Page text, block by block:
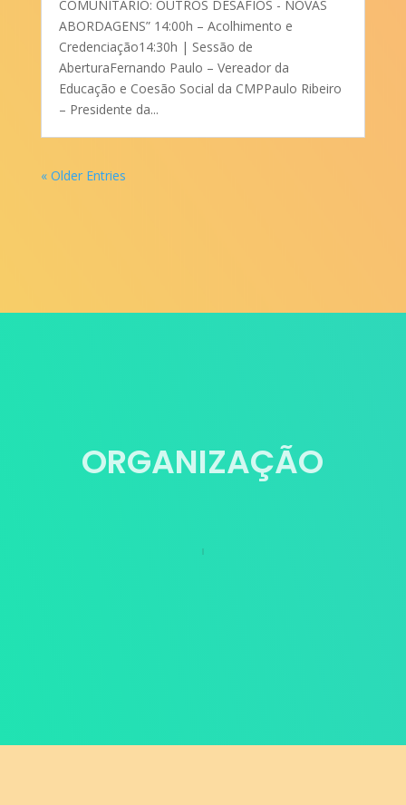
COMUNITÁRIO: OUTROS DESAFIOS - NOVAS
ABORDAGENS” 14:00h – Acolhimento e
Credenciação14:30h | Sessão de
AberturaFernando Paulo – Vereador da
Educação e Coesão Social da CMPPaulo Ribeiro
– Presidente da...
« Older Entries
ORGANIZAÇÃO